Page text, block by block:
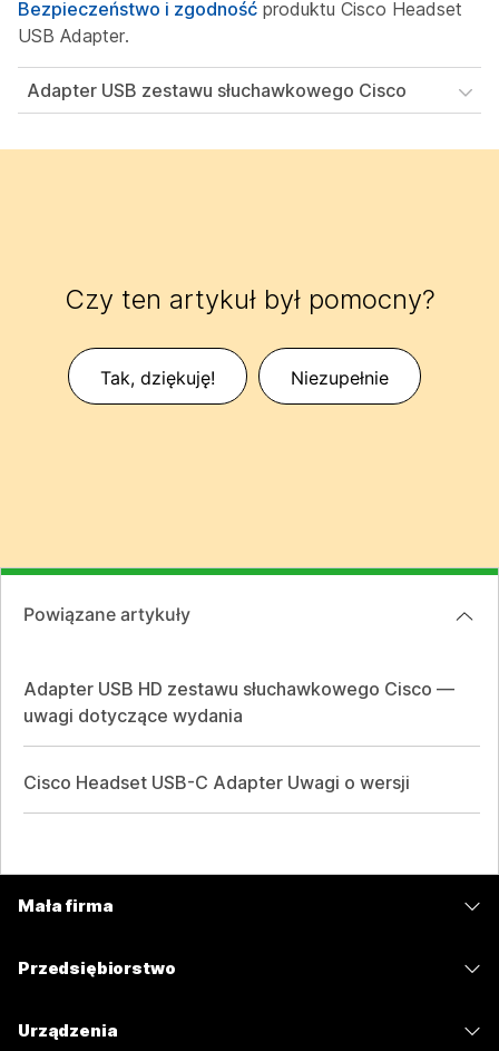
Bezpieczeństwo i zgodność produktu Cisco Headset
USB Adapter.
Adapter USB zestawu słuchawkowego Cisco
Czy ten artykuł był pomocny?
Tak, dziękuję! Niezupełnie
Powiązane artykuły
Adapter USB HD zestawu słuchawkowego Cisco —
uwagi dotyczące wydania
Cisco Headset USB-C Adapter Uwagi o wersji
Mała firma
Przedsiębiorstwo
Urządzenia